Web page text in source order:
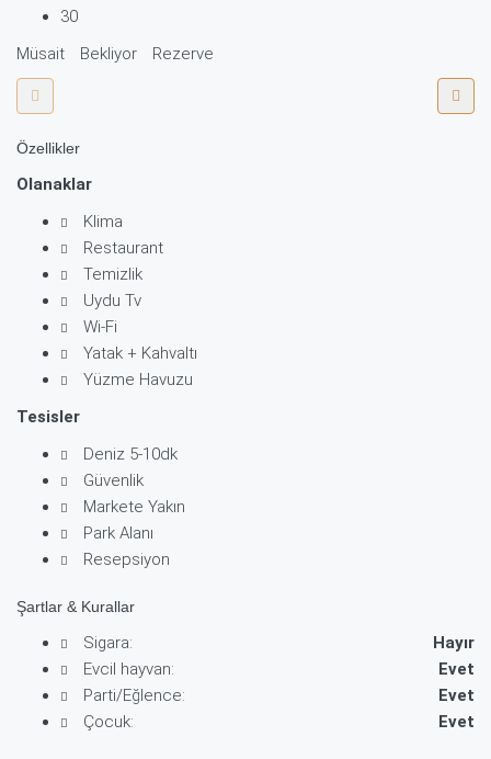
30
Müsait
Bekliyor Rezerve
Özellikler
Olanaklar
Klima
Restaurant
Temizlik
Uydu Tv
Wi-Fi
Yatak + Kahvaltı
Yüzme Havuzu
Tesisler
Deniz 5-10dk
Güvenlik
Markete Yakın
Park Alanı
Resepsiyon
Şartlar & Kurallar
Sigara:
Hayır
Evcil hayvan:
Evet
Parti/Eğlence:
Evet
Çocuk:
Evet